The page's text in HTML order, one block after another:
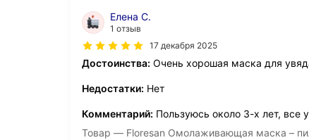
Елена С.
1 отзыв
17 декабря 2025
Достоинства: Очень хорошая маска для
Недостатки: Нет
Комментарий: Пользуюсь около 3-х лет, все
Товар — Floresan Омолаживающая маска –